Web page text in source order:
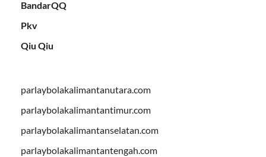
BandarQQ
Pkv
Qiu Qiu
parlaybolakalimantanutara.com
parlaybolakalimantantimur.com
parlaybolakalimantanselatan.com
parlaybolakalimantantengah.com